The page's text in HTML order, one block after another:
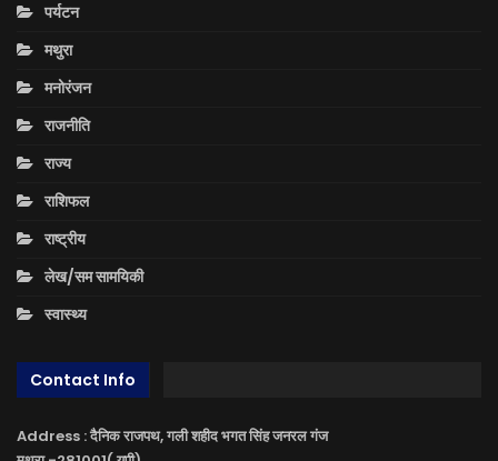
पर्यटन
मथुरा
मनोरंजन
राजनीति
राज्य
राशिफल
राष्ट्रीय
लेख/सम सामयिकी
स्वास्थ्य
Contact Info
Address : दैनिक राजपथ, गली शहीद भगत सिंह जनरल गंज